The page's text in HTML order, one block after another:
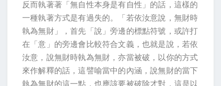
反而執著著「無自性本身是有自性」的話，這樣的
一種執著方式是有過失的。「若依汝意說，無財時
執為無財」，首先「說」旁邊的標點符號，或許打
在「意」的旁邊會比較符合文義，也就是說，若依
汝意，說無財時執為無財，亦當被破，以你的方式
來作解釋的話，這譬喻當中的內涵，說無財的當下
執為無財的這一點，也應該要被破除才對，這是以